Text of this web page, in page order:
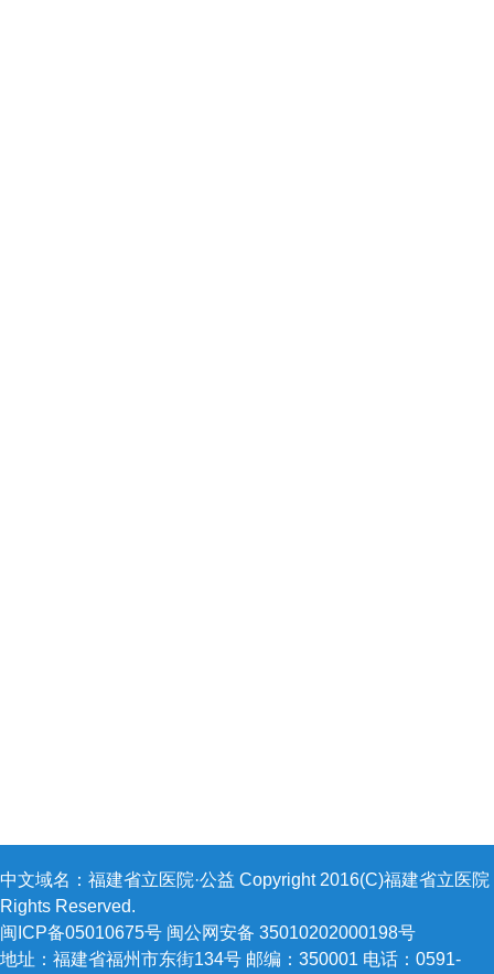
中文域名：福建省立医院·公益 Copyright 2016(C)福建省立医院
Rights Reserved.
闽ICP备05010675号 闽公网安备 35010202000198号
地址：福建省福州市东街134号 邮编：350001 电话：0591-